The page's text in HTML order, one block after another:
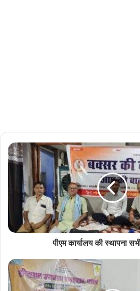
पीएम कार्यालय की स्थापना